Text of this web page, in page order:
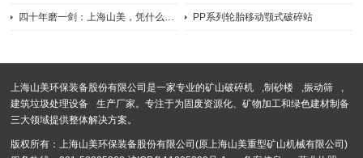
2026-07-31
四十年磨一剑：上海山美，凭什么成为行业“三好生” 2025-01-14
PP系列轮胎移动颚式破碎站
上海山美环保装备股份有限公司是一家专业的矿山破碎机 ,制砂楼 ,振动筛
,
建筑垃圾处理设备
生产厂家。专注于为固废资源化、矿物加工和绿色建材制备
三大领域提供整体解决方案。
版权所有：上海山美环保装备股份有限公司(原上海山美重型矿山机械有限公司)